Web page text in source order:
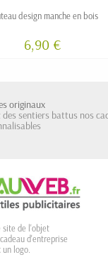
design manche en bois
6,90 €
originaux
des sentiers battus nos
site de l'objet
d'entreprise
un logo.